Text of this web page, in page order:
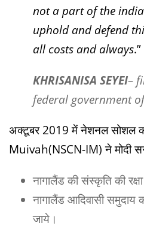
not a part of the
uphold and defend
all costs and always.”
KHRISANISA SEYEI–
federal government
अक्टूबर 2019 में नेशनल सोशल
Muivah(NSCN-IM) ने मोदी
नागालैंड की संस्कृति की
नागालैंड आदिवासी समुदाय
जाये।